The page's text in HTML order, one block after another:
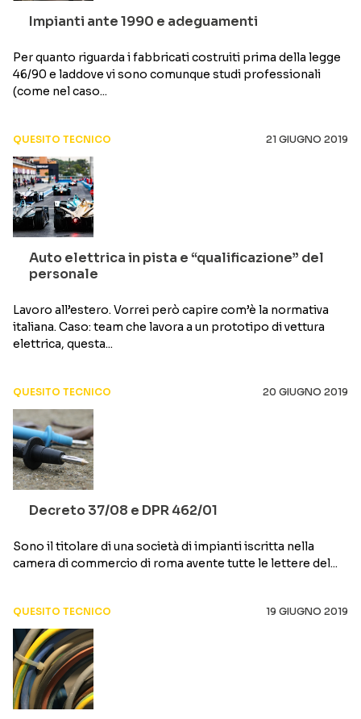
Impianti ante 1990 e adeguamenti
Per quanto riguarda i fabbricati costruiti prima della legge
46/90 e laddove vi sono comunque studi professionali
(come nel caso...
QUESITO TECNICO 21 GIUGNO 2019
Auto elettrica in pista e “qualificazione” del
personale
Lavoro all’estero. Vorrei però capire com’è la normativa
italiana. Caso: team che lavora a un prototipo di vettura
elettrica, questa...
QUESITO TECNICO 20 GIUGNO 2019
Decreto 37/08 e DPR 462/01
Sono il titolare di una società di impianti iscritta nella
camera di commercio di roma avente tutte le lettere del...
QUESITO TECNICO 19 GIUGNO 2019